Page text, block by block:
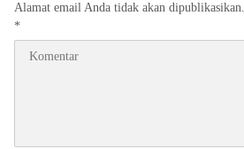
Alamat email Anda tidak akan dipublikasikan.
*